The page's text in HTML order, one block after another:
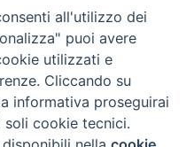
Ravenna
all'utilizzo dei
puoi avere
utilizzati e
Cliccando su
informativa proseguirai
soli cookie tecnici.